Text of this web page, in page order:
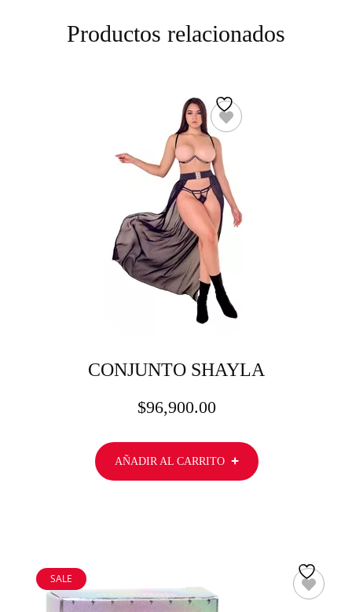
Productos relacionados
CONJUNTO SHAYLA
$96,900.00
AÑADIR AL CARRITO
SALE